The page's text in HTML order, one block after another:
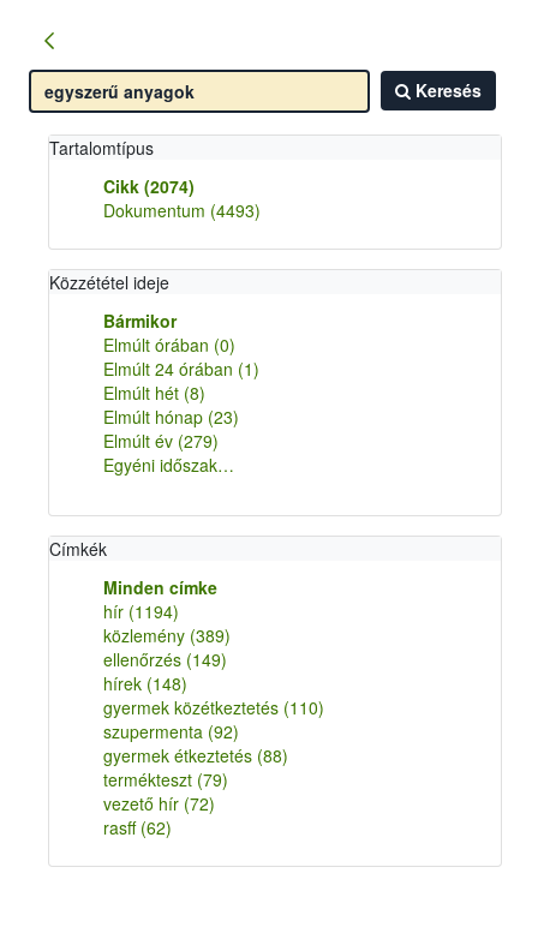
Keresés
Tartalomtípus
Cikk (2074)
Dokumentum (4493)
Közzététel ideje
Bármikor
Elmúlt órában (0)
Elmúlt 24 órában (1)
Elmúlt hét (8)
Elmúlt hónap (23)
Elmúlt év (279)
Egyéni időszak…
Címkék
Minden címke
hír (1194)
közlemény (389)
ellenőrzés (149)
hírek (148)
gyermek közétkeztetés (110)
szupermenta (92)
gyermek étkeztetés (88)
termékteszt (79)
vezető hír (72)
rasff (62)